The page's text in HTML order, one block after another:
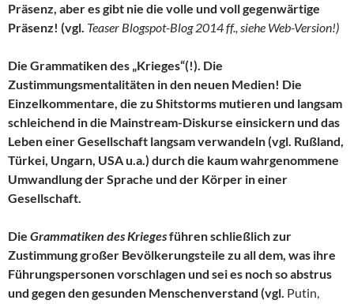
Präsenz, aber es gibt nie die volle und voll gegenwärtige
Präsenz! (vgl. Teaser Blogspot-Blog 2014 ff., siehe Web-Version!)
Die Grammatiken des „Krieges“(!). Die
Zustimmungsmentalitäten in den neuen Medien! Die
Einzelkommentare, die zu Shitstorms mutieren und langsam
schleichend in die Mainstream-Diskurse einsickern und das
Leben einer Gesellschaft langsam verwandeln (vgl. Rußland,
Türkei, Ungarn, USA u.a.) durch die kaum wahrgenommene
Umwandlung der Sprache und der Körper in einer
Gesellschaft.
Die Grammatiken des Kriegesführen schließlich zur
Zustimmung großer Bevölkerungsteile zu all dem, was ihre
Führungspersonen vorschlagen und sei es noch so abstrus
und gegen den gesunden Menschenverstand (vgl. Putin,